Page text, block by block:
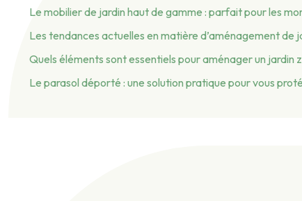
Le mobilier de jardin haut de gamme : parfait pour les
Les tendances actuelles en matière d’aménagement de
Quels éléments sont essentiels pour aménager un jardin
Le parasol déporté : une solution pratique pour vous